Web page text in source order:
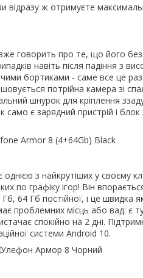
ж отримуєте
говорить про те, що його
навіть після падіння з
бортиками - саме все це
потрійна камера зі
шнурок для кріплення
є зарядний пристрій і блок
однією з найкрутіших у своєму
по графіку ігор! Він
64 Гб постійної, і це
проблемних місць або вад: є
спокійно на 2 дні.
системи Android 10.